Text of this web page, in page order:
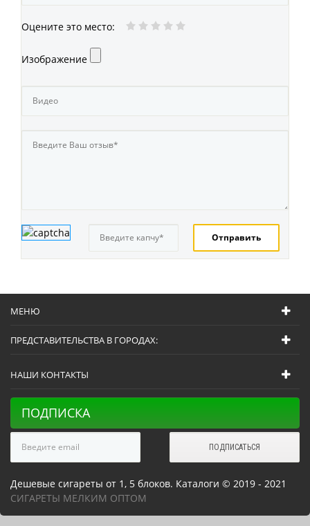
Оцените это место:
Изображение
МЕНЮ
ПРЕДСТАВИТЕЛЬСТВА В ГОРОДАХ:
НАШИ КОНТАКТЫ
ПОДПИСКА
Дешевые сигареты от 1, 5 блоков. Каталоги © 2019 - 2021
СИГАРЕТЫ МЕЛКИМ ОПТОМ